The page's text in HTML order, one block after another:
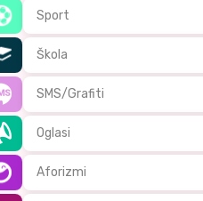
Sport
Škola
SMS/Grafiti
Oglasi
Aforizmi